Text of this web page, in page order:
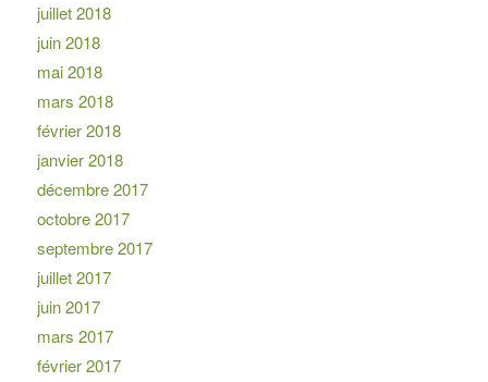
juillet 2018
juin 2018
mai 2018
mars 2018
février 2018
janvier 2018
décembre 2017
octobre 2017
septembre 2017
juillet 2017
juin 2017
mars 2017
février 2017